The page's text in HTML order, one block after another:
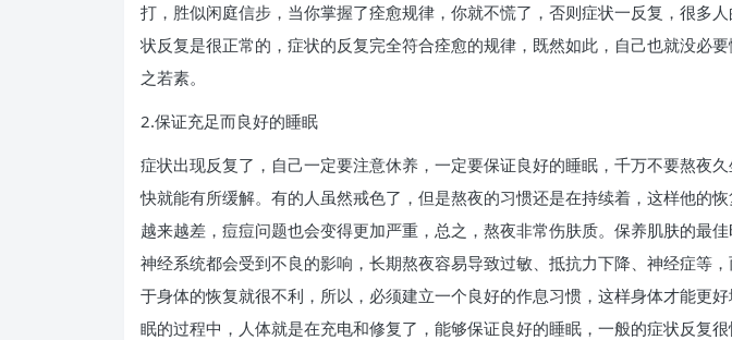
打，胜似闲庭信步，当你掌握了痊愈规律，你就不慌了，否则症状一反复，很多
状反复是很正常的，症状的反复完全符合痊愈的规律，既然如此，自己也就没必
之若素。
2.保证充足而良好的睡眠
症状出现反复了，自己一定要注意休养，一定要保证良好的睡眠，千万不要熬夜
快就能有所缓解。有的人虽然戒色了，但是熬夜的习惯还是在持续着，这样他的
越来越差，痘痘问题也会变得更加严重，总之，熬夜非常伤肤质。保养肌肤的最
神经系统都会受到不良的影响，长期熬夜容易导致过敏、抵抗力下降、神经症等
于身体的恢复就很不利，所以，必须建立一个良好的作息习惯，这样身体才能更
眠的过程中，人体就是在充电和修复了，能够保证良好的睡眠，一般的症状反复很